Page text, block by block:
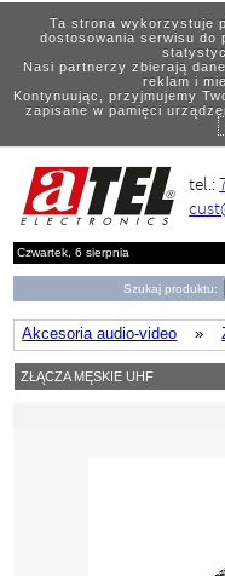
Ta strona wykorzystuje
dostosowania serwisu do
Nasi partnerzy zbierają
reklam i
Kontynuując, przyjmujemy
zapisane w pamięci
tel.:
Czwartek, 6 sierpnia
Szukaj produktu:
Akcesoria audio-video »
ZŁĄCZA MĘSKIE UHF